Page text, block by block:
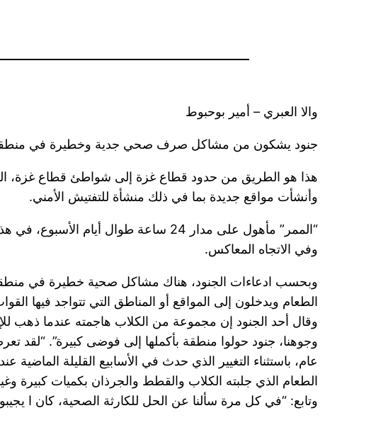
والا العبري – أمير بوحبوط
جنود يشكون من مشاكل صرف صحي جدية وخطيرة في منطقة
هذا هو الطريق من حدود قطاع غزة إلى شواطئ قطاع غزة،
وأنشأت مواقع جديدة بما في ذلك منشأة للتفتيش الأمني.
وفي الاتجاه المعاكس.
وبحسب ادعاءات الجنود، هناك مشاكل صحية خطيرة في
الطعام ويدخلون إلى المواقع أو المناطق التي تتواجد فيها
وقال أحد الجنود إن مجموعة من الكلاب هاجمته عندما ذهب
وجوهنا، جنود حولوا منطقة بأكملها إلى فوضى كبيرة”.
عام، باستثناء التغيير الذي حدث في الأسابيع القليلة
الطعام الذي جلبته الكلاب والقطط والجرذان بكميات كبيرة
وتابع: “في كل مرة سألنا عن الحل للكارثة الصحية، كان ا